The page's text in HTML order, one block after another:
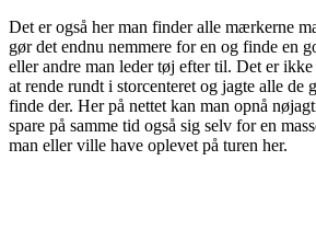
Det er også her man finder alle mærkerne
gør det endnu nemmere for en og finde en
eller andre man leder tøj efter til. Det er
at rende rundt i storcenteret og jagte alle de
finde der. Her på nettet kan man opnå
spare på samme tid også sig selv for en
man eller ville have oplevet på turen her.